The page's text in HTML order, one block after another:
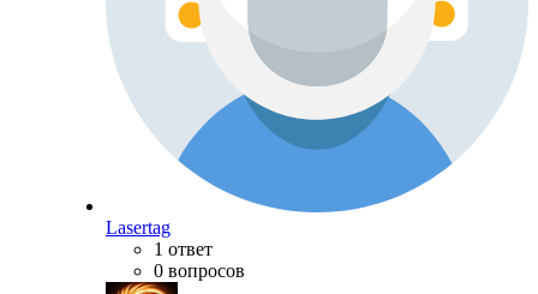
Lasertag
1 ответ
0 вопросов